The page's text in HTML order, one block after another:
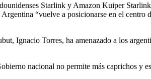
Starlink y Amazon Kuiper
“vuelve a posicionarse en el centro
Ignacio Torres, ha amenazado a los
nacional no permite más caprichos y